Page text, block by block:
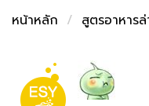
หน้าหลัก
สูตรอาหาร